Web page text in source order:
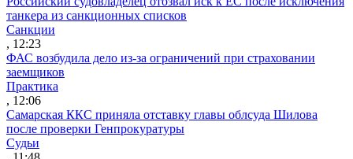
танкера из санкционных списков
Санкции
, 12:23
ФАС возбудила дело из-за ограничений при страховании
заемщиков
Практика
, 12:06
Самарская ККС приняла отставку главы облсуда Шилова
после проверки Генпрокуратуры
Судьи